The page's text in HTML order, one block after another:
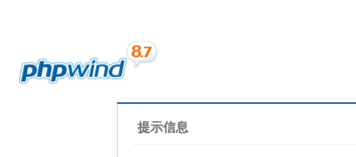
提示信息